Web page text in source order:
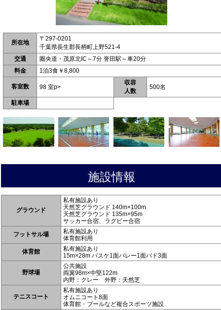
所在地
〒297-0201
千葉県長生郡長柄町上野521-4
交通
圏央道・茂原北IC～7分 誉田駅～車20分
料金
1泊3食￥8,800
客室数 98 室p>
収容
人数
500名
駐車場
施設情報
グラウンド
私有施設あり
天然芝グラウンド 140m×100m
天然芝グラウンド 135m×95m
サッカー合宿、ラグビー合宿
フットサル場
私有施設あり
体育館利用
体育館
私有施設あり
15m×28m バスケ1面バレー1面バド3面
野球場
公共施設
両翼98m×中堅122m
内野：クレー 外野：天然芝
テニスコート
私有施設あり
オムニコート8面
体育館・プールなど複合スポーツ施設